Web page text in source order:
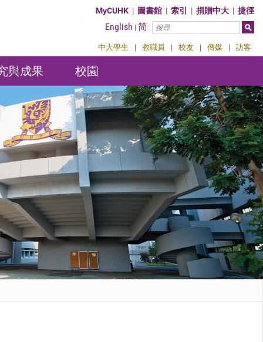
MyCUHK | 圖書館 | 索引 | 捐贈中大 | 捷徑
English | 简
中大學生 | 教職員 | 校友 | 傳媒 | 訪客
與成果 校園